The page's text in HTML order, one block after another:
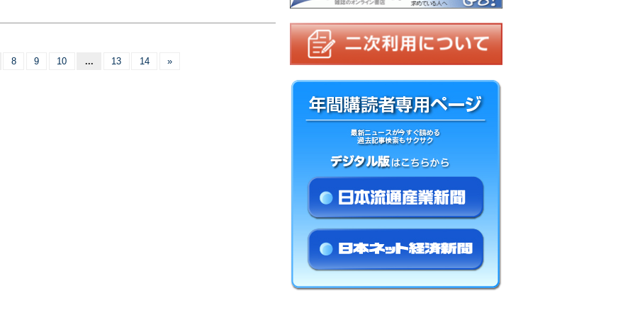
8 9 10 ... 13 14 »